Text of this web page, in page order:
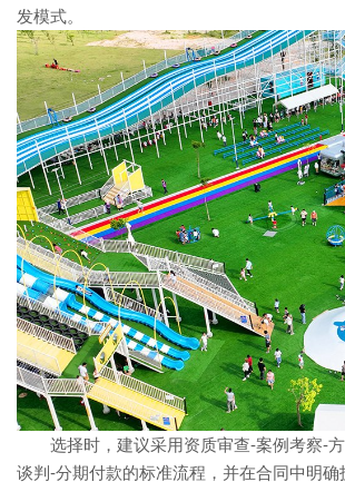
发模式。
选择时，建议采用资质审查-案例考察-方
谈判-分期付款的标准流程，并在合同中明确